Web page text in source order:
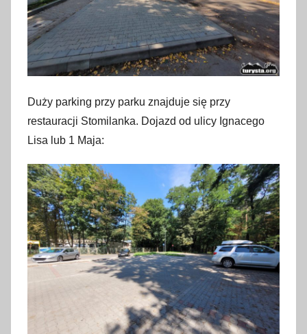
Duży parking przy parku znajduje się przy
restauracji Stomilanka. Dojazd od ulicy Ignacego
Lisa lub 1 Maja: